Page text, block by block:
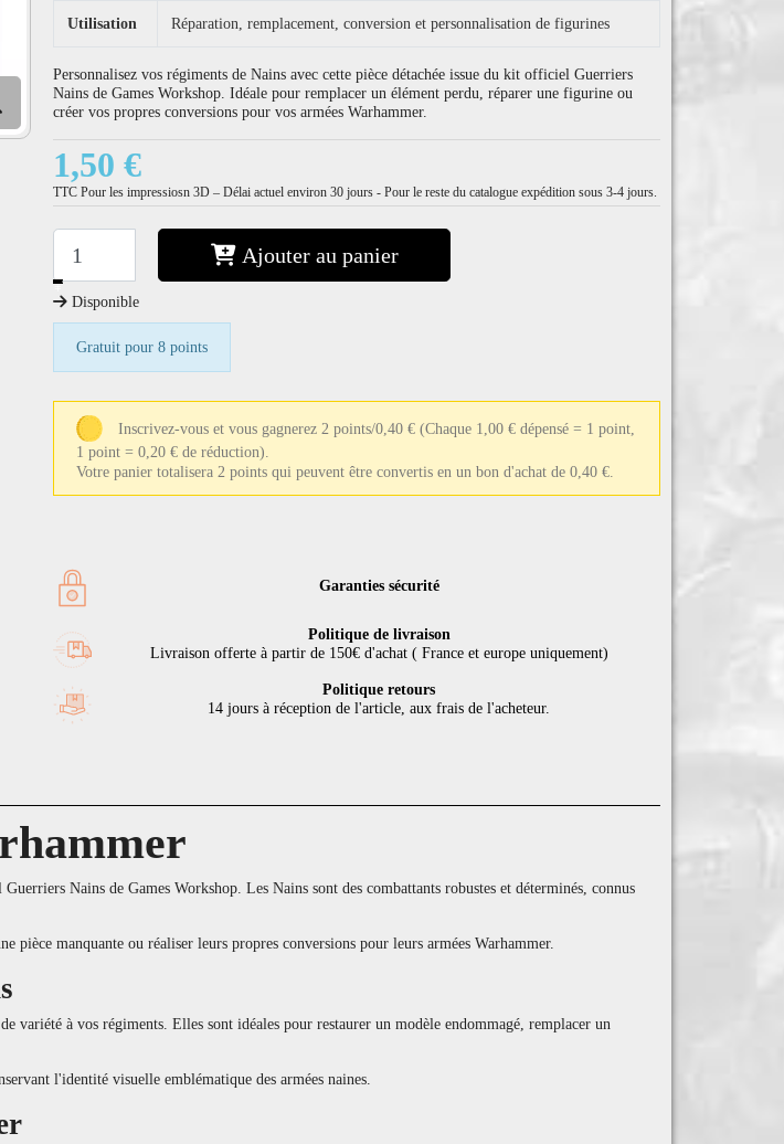
Utilisation Réparation, remplacement, conversion et personnalisation de figurines
Personnalisez vos régiments de Nains avec cette pièce détachée issue du kit officiel Guerriers
Nains de Games Workshop. Idéale pour remplacer un élément perdu, réparer une figurine ou
créer vos propres conversions pour vos armées Warhammer.
1,50 €
TTC Pour les impressiosn 3D – Délai actuel environ 30 jours - Pour le reste du catalogue expédition sous 3-4 jours.
−
Ajouter au panier
Disponible
Gratuit pour 8 points
Inscrivez-vous et vous gagnerez 2 points/0,40 € (Chaque 1,00 € dépensé = 1 point,
1 point = 0,20 € de réduction).
Votre panier totalisera 2 points qui peuvent être convertis en un bon d'achat de 0,40 €.
Garanties sécurité
Politique de livraison
Livraison offerte à partir de 150€ d'achat ( France et europe uniquement)
Politique retours
14 jours à réception de l'article, aux frais de l'acheteur.
Nains de Games Workshop. Les Nains sont des combattants robustes et déterminés, connus
pièce manquante ou réaliser leurs propres conversions pour leurs armées Warhammer.
variété à vos régiments. Elles sont idéales pour restaurer un modèle endommagé, remplacer un
l'identité visuelle emblématique des armées naines.